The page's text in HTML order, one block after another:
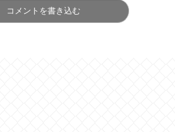
コメントを書き込む